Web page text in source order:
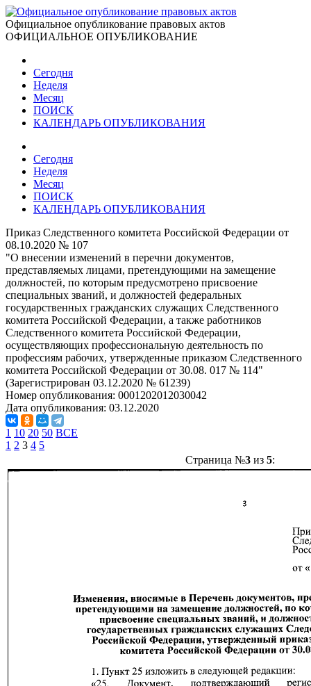
Официальное опубликование правовых актов
ОФИЦИАЛЬНОЕ ОПУБЛИКОВАНИЕ
Сегодня
Неделя
Месяц
ПОИСК
КАЛЕНДАРЬ ОПУБЛИКОВАНИЯ
Сегодня
Неделя
Месяц
ПОИСК
КАЛЕНДАРЬ ОПУБЛИКОВАНИЯ
Приказ Следственного комитета Российской Федерации от
08.10.2020 № 107
"О внесении изменений в перечни документов,
представляемых лицами, претендующими на замещение
должностей, по которым предусмотрено присвоение
специальных званий, и должностей федеральных
государственных гражданских служащих Следственного
комитета Российской Федерации, а также работников
Следственного комитета Российской Федерации,
осуществляющих профессиональную деятельность по
профессиям рабочих, утвержденные приказом Следственного
комитета Российской Федерации от 30.08. 017 № 114"
(Зарегистрирован 03.12.2020 № 61239)
Номер опубликования: 0001202012030042
Дата опубликования: 03.12.2020
1 10 20 50 ВСЕ
1 2 3 4 5
Страница №3из 5: